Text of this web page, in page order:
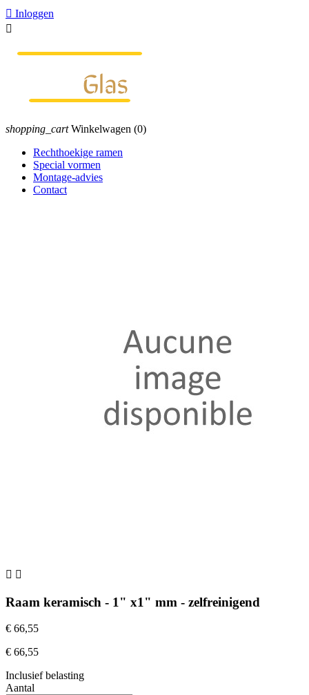
 Inloggen

shopping_cart Winkelwagen (0)
Rechthoekige ramen
Special vormen
Montage-advies
Contact
 
Raam keramisch - 1" x1" mm - zelfreinigend
€ 66,55
€ 66,55
Inclusief belasting
Aantal